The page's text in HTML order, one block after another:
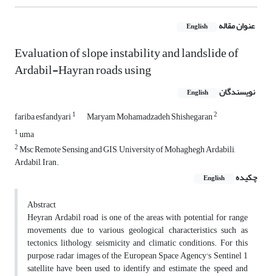
عنوان مقاله English
Evaluation of slope instability and landslide of
Ardabil-Hayran roads using
نویسندگان English
fariba esfandyari1 Maryam Mohamadzadeh Shishegaran2
1uma
2Msc Remote Sensing and GIS, University of Mohaghegh Ardabili,
Ardabil, Iran.
چکیده
English
Abstract
Heyran Ardabil road is one of the areas with potential for range
movements due to various geological characteristics such as
tectonics, lithology, seismicity and climatic conditions. For this
purpose, radar images of the European Space Agency's Sentinel 1
satellite have been used to identify and estimate the speed and